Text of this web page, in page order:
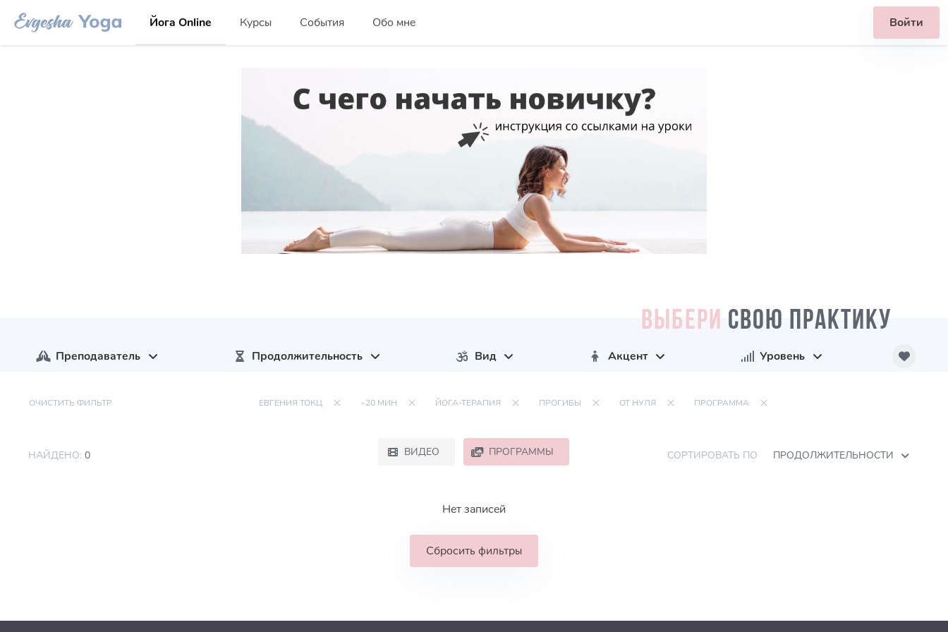
Йога Online Курсы События Обо мне Войти
ВЫБЕРИ СВОЮ ПРАКТИКУ
Преподаватель Продолжительность Вид Акцент Уровень
ОЧИСТИТЬ ФИЛЬТР ЕВГЕНИЯ ТОКЦ ~20 МИН ЙОГА-ТЕРАПИЯ ПРОГИБЫ ОТ НУЛЯ ПРОГРАММА
НАЙДЕНО: 0 ВИДЕО ПРОГРАММЫ СОРТИРОВАТЬ ПО ПРОДОЛЖИТЕЛЬНОСТИ
Нет записей
Сбросить фильтры